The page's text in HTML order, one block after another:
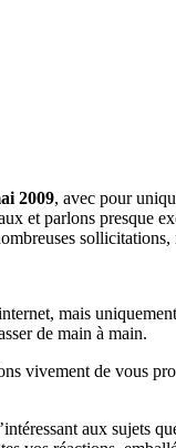
2009, avec pour
et parlons
mais
de main à main.
vivement de vous
aux